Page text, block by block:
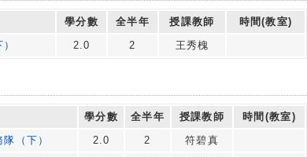
學分數 全半年 授課教師
時間(教室)
2.0 2 王秀槐
學分數 全半年 授課教師
時間(教室)
（下） 2.0 2
符碧真